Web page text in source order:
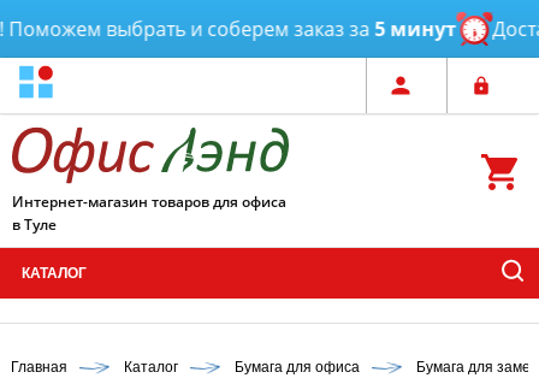
выбрать и соберем заказ за5 минут
Интернет-магазин товаров для офиса
в Туле
КАТАЛОГ
Главная Каталог Бумага для офиса Бумага для